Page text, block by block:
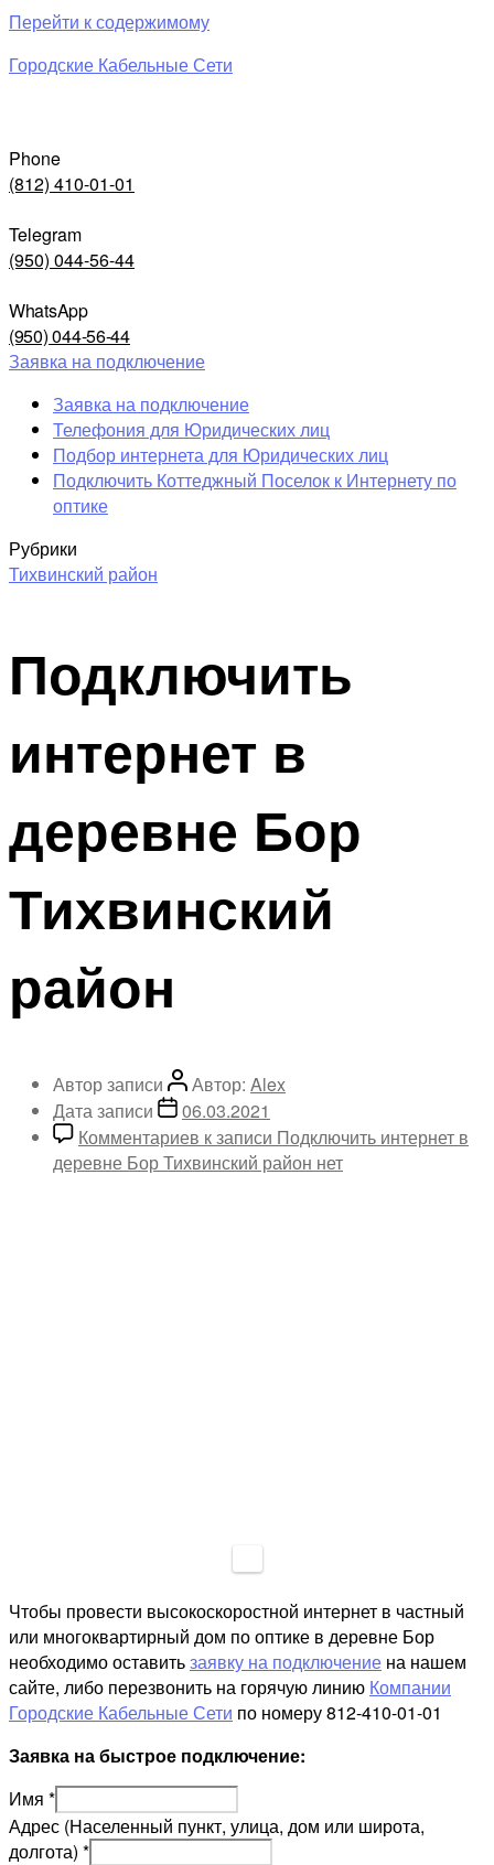
Перейти к содержимому
Городские Кабельные Сети
Phone
(812) 410-01-01
Telegram
(950) 044-56-44
WhatsApp
(950) 044-56-44
Заявка на подключение
Заявка на подключение
Телефония для Юридических лиц
Подбор интернета для Юридических лиц
Подключить Коттеджный Поселок к Интернету по
оптике
Рубрики
Тихвинский район
Подключить
интернет в
деревне Бор
Тихвинский
район
Автор записи Автор: Alex
Дата записи
06.03.2021
Комментариев к записи Подключить интернет в
деревне Бор Тихвинский район нет
Чтобы провести высокоскоростной интернет в частный
или многоквартирный дом по оптике в деревне Бор
необходимо оставитьзаявку на подключение на нашем
сайте, либо перезвонить на горячую линию Компании
Городские Кабельные Сети по номеру 812-410-01-01
Заявка на быстрое подключение:
Имя *
Адрес (Населенный пункт, улица, дом или широта,
долгота) *